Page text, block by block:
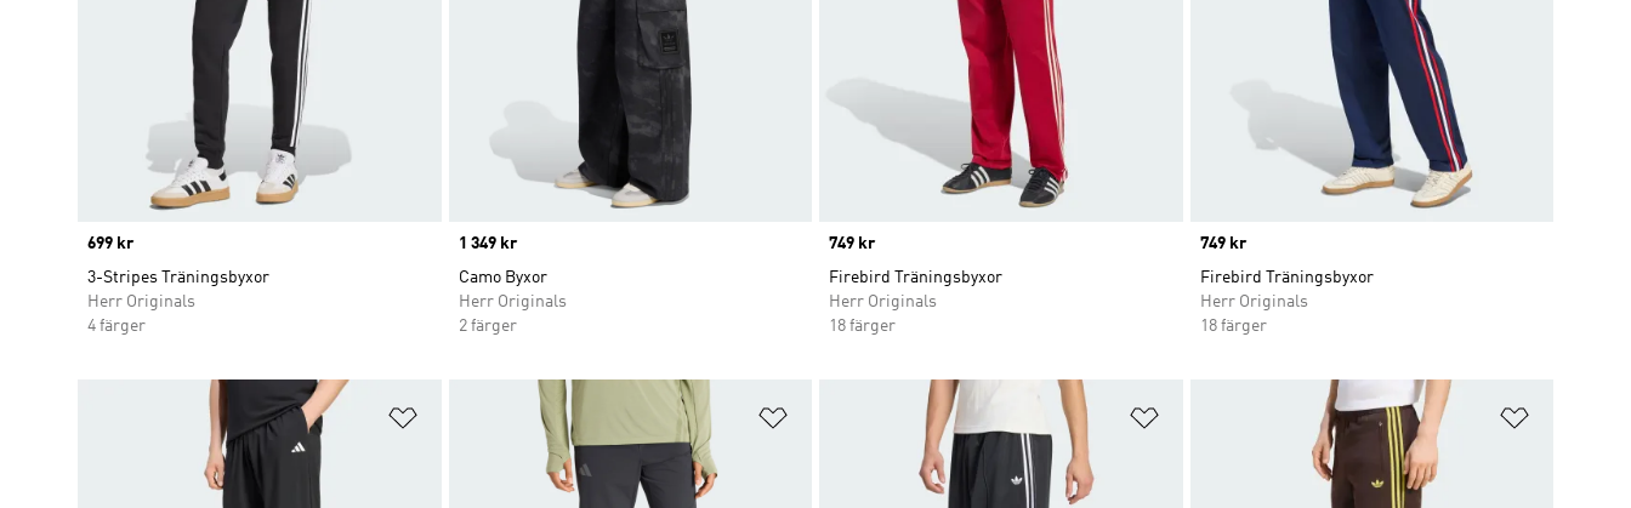
Price
699 kr
3-Stripes Träningsbyxor
Herr Originals
4 färger
Price
1 349 kr
Camo Byxor
Herr Originals
2 färger
Price
749 kr
Firebird Träningsbyxor
Herr Originals
18 färger
Price
749 kr
Firebird Träningsbyxor
Herr Originals
18 färger
Lägg till på önskelistan Lägg till på önskelistan Lägg till på önskelistan